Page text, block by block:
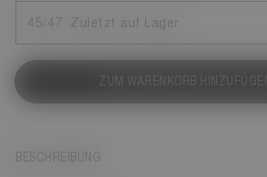
45/47 Zuletzt auf Lager
ZUM WARENKORB HINZUFÜGEN
BESCHREIBUNG